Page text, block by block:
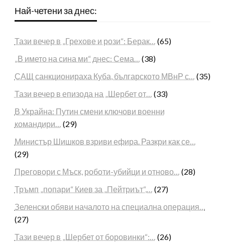
Най-четени за днес:
Тази вечер в „Грехове и рози“: Берак… (65)
„В името на сина ми“ днес: Сема… (38)
САЩ санкционираха Куба, българското МВнР с… (35)
Тази вечер в епизода на „Шербет от… (33)
В Украйна: Путин смени ключови военни
командири… (29)
Министър Шишков взриви ефира. Разкри как се…
(29)
Преговори с Мъск, роботи-убийци и отново… (28)
Тръмп „попари“ Киев за „Пейтриът“,… (27)
Зеленски обяви началото на специална операция…
(27)
Тази вечер в „Шербет от боровинки“:… (26)